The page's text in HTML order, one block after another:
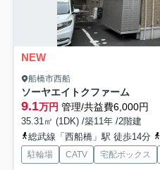
NEW
船橋市西船
ソーヤエイトクファーム
9.1万円 管理/共益費6,000円
35.31㎡ (1DK) /築11年 /2階建
総武線「西船橋」駅 徒歩14分
駐輪場 CATV 宅配ボックス